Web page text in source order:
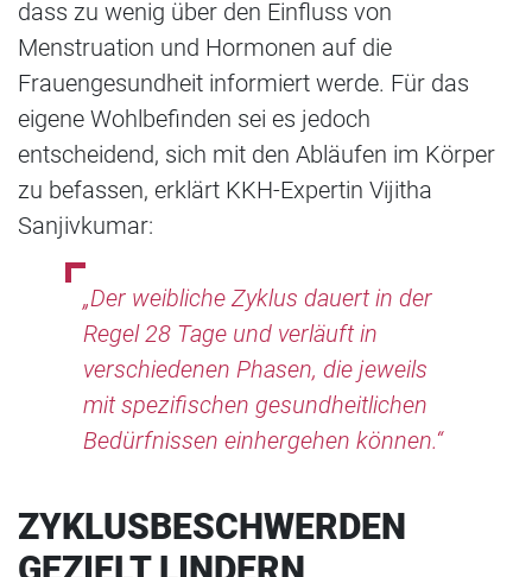
dass zu wenig über den Einfluss von
Menstruation und Hormonen auf die
Frauengesundheit informiert werde. Für das
eigene Wohlbefinden sei es jedoch
entscheidend, sich mit den Abläufen im Körper
zu befassen, erklärt KKH-Expertin Vijitha
Sanjivkumar:
„Der weibliche Zyklus dauert in der
Regel 28 Tage und verläuft in
verschiedenen Phasen, die jeweils
mit spezifischen gesundheitlichen
Bedürfnissen einhergehen können.“
ZYKLUSBESCHWERDEN